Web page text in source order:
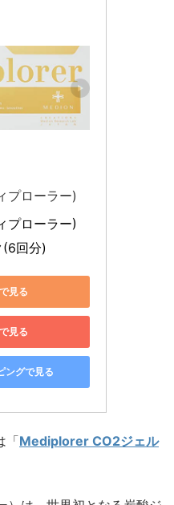
プローラー)
プローラー)
回分)
見る
見る
ングで見る
「Mediplorer CO2ジェル